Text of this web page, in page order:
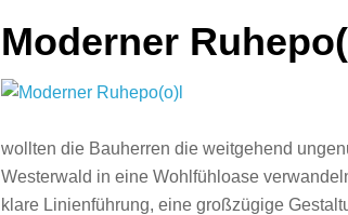
Moderner
wollten die Bauherren die weitgehend
Westerwald in eine Wohlfühloase
klare Linienführung, eine großzügige